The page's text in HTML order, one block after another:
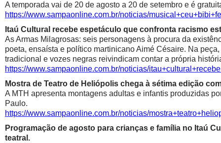
A temporada vai de 20 de agosto a 20 de setembro e é
https://www.sampaonline.com.br/noticias/
Itaú Cultural recebe espetáculo que confronta racismo
As Armas Milagrosas: seis personagens à procura da
poeta, ensaísta e político martinicano Aimé Césaire. Na
tradicional e vozes negras reivindicam contar a própria
https://www.sampaonline.com.br/noticias/
Mostra de Teatro de Heliópolis chega à sétima edição
A MTH apresenta montagens adultas e infantis produzidas
Paulo.
https://www.sampaonline.com.br/noticias/
Programação de agosto para crianças e família no Itaú
teatral.